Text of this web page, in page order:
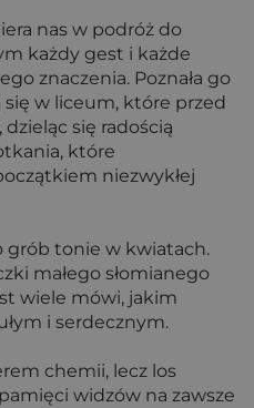
nas w podróż do
każdy gest i każde
znaczenia. Poznała go
w liceum, które przed
dzieląc się radością
które
niezwykłej
grób tonie w kwiatach.
małego słomianego
wiele mówi, jakim
i serdecznym.
chemii, lecz los
widzów na zawsze